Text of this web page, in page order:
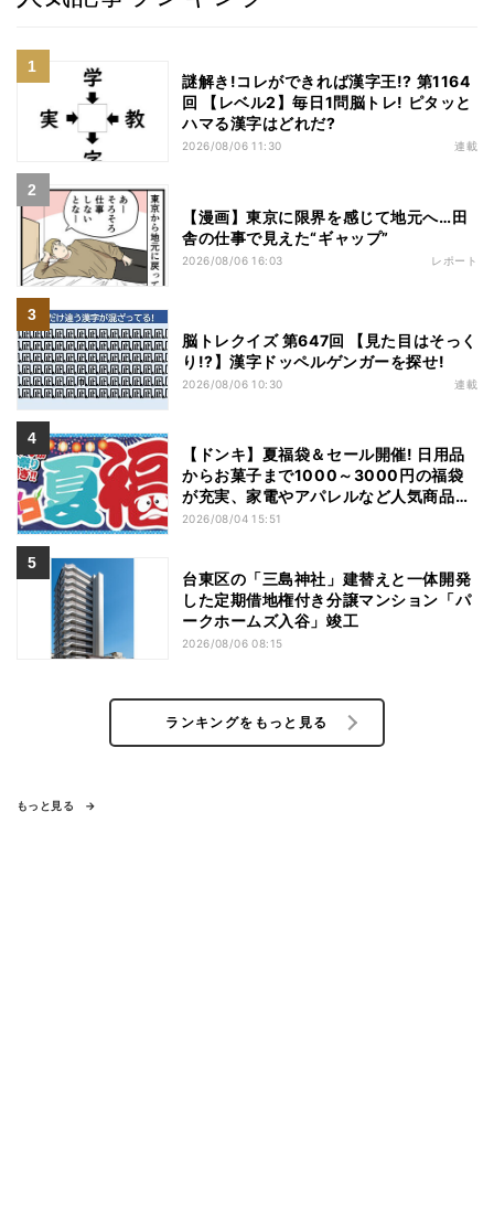
謎解き!コレができれば漢字王!? 第1164
回 【レベル2】毎日1問脳トレ! ピタッと
ハマる漢字はどれだ?
2026/08/06 11:30 連載
【漫画】東京に限界を感じて地元へ…田
舎の仕事で見えた“ギャップ”
2026/08/06 16:03 レポート
脳トレクイズ 第647回 【見た目はそっく
り!?】漢字ドッペルゲンガーを探せ!
2026/08/06 10:30 連載
【ドンキ】夏福袋＆セール開催! 日用品
からお菓子まで1000～3000円の福袋
が充実、家電やアパレルなど人気商品も
特価
2026/08/04 15:51
台東区の「三島神社」建替えと一体開発
した定期借地権付き分譲マンション「パ
ークホームズ入谷」竣工
2026/08/06 08:15
ランキングをもっと見る
もっと見る